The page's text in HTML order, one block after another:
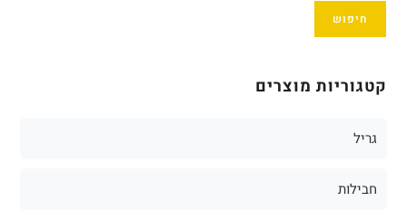
חיפוש
קטגוריות מוצרים
גריל
חבילות